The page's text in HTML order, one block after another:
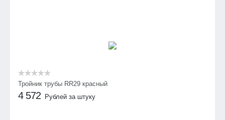
Тройник трубы RR29 красный
4 572 Рублей за штуку